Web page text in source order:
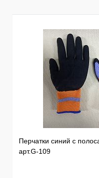
Перчатки синий с
арт.G-109